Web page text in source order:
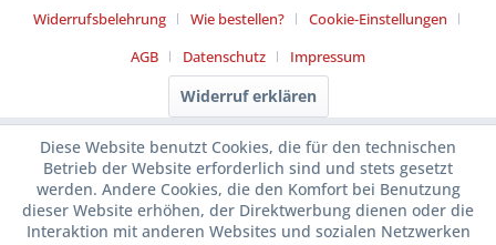
Widerrufsbelehrung
Wie bestellen?
Cookie-Einstellungen
AGB
Datenschutz Impressum
Widerruf erklären
Diese Website benutzt Cookies, die für den technischen
Betrieb der Website erforderlich sind und stets gesetzt
werden. Andere Cookies, die den Komfort bei Benutzung
dieser Website erhöhen, der Direktwerbung dienen oder die
Interaktion mit anderen Websites und sozialen Netzwerken